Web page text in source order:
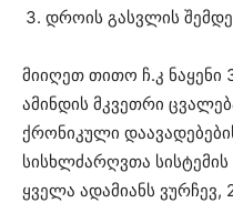
დროის გასვლის
მიიღეთ თითო ჩ.კ ნაყენი
ამინდის მკვეთრი
ქრონიკული
სისხლძარღვთა
ყველა ადამიანს ვურჩევ,